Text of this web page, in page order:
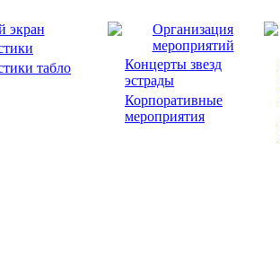
экран
табло
Организация
мероприятий
Концерты звезд
эстрады
Корпоративные
мероприятия